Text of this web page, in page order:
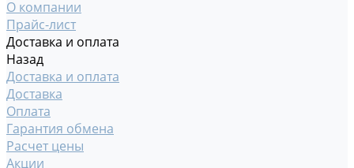
О компании
Прайс-лист
Доставка и оплата
Назад
Доставка и оплата
Доставка
Оплата
Гарантия обмена
Расчет цены
Акции